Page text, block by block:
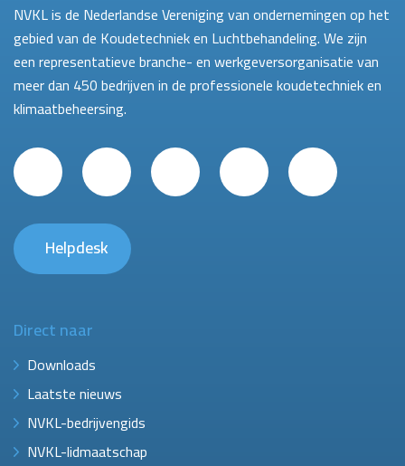
NVKL is de Nederlandse Vereniging van ondernemingen op het
gebied van de Koudetechniek en Luchtbehandeling. We zijn
een representatieve branche- en werkgeversorganisatie van
meer dan 450 bedrijven in de professionele koudetechniek en
klimaatbeheersing.
Helpdesk
Direct naar
Downloads
Laatste nieuws
NVKL-bedrijvengids
NVKL-lidmaatschap